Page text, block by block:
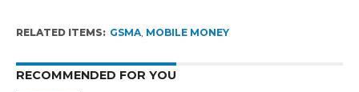
RELATED ITEMS: GSMA, MOBILE MONEY
RECOMMENDED FOR YOU